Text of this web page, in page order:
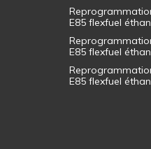
E85 flexfuel
E85 flexfuel
E85 flexfuel